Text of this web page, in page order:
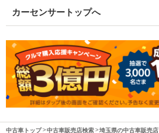
カーセンサートップへ
中古車トップ 中古車販売店検索 埼玉県の中古車販売店